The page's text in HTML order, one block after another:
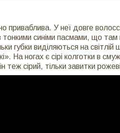
приваблива. У неї довге
синіми пасмами, що
губки виділяються на
На ногах є сірі колготки в
теж сірий, тільки завитки